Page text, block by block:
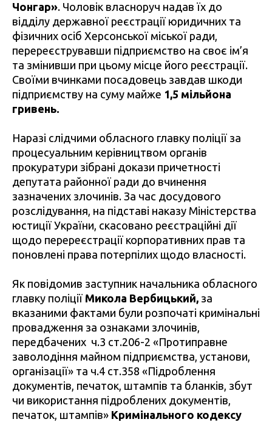
Чонгар». Чоловік власноруч надав їх до
відділу державної реєстрації юридичних та
фізичних осіб Херсонської міської ради,
перереєструвавши підприємство на своє ім’я
та змінивши при цьому місце його реєстрації.
Своїми вчинками посадовець завдав шкоди
підприємству на суму майже 1,5 мільйона
гривень.
Наразі слідчими обласного главку поліції за
процесуальним керівництвом органів
прокуратури зібрані докази причетності
депутата районної ради до вчинення
зазначених злочинів. За час досудового
розслідування, на підставі наказу Міністерства
юстиції України, скасовано реєстраційні дії
щодо перереєстрації корпоративних прав та
поновлені права потерпілих щодо власності.
Як повідомив заступник начальника обласного
главку поліції Микола Вербицький, за
вказаними фактами були розпочаті кримінальні
провадження за ознаками злочинів,
передбачених ч.3 ст.206-2 «Протиправне
заволодіння майном підприємства, установи,
організації» та ч.4 ст.358 «Підроблення
документів, печаток, штампів та бланків, збут
чи використання підроблених документів,
печаток, штампів» Кримінального кодексу